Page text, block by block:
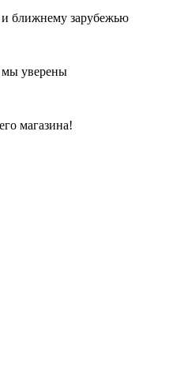
и ближнему зарубежью
мы уверены
магазина!